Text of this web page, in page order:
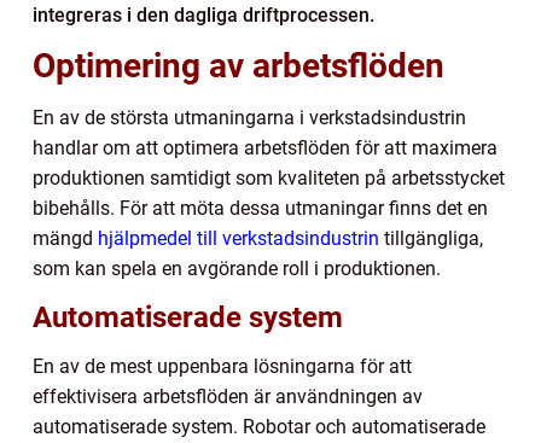
integreras i den dagliga driftprocessen.
Optimering av arbetsflöden
En av de största utmaningarna i verkstadsindustrin
handlar om att optimera arbetsflöden för att maximera
produktionen samtidigt som kvaliteten på arbetsstycket
bibehålls. För att möta dessa utmaningar finns det en
mängd hjälpmedel till verkstadsindustrin tillgängliga,
som kan spela en avgörande roll i produktionen.
Automatiserade system
En av de mest uppenbara lösningarna för att
effektivisera arbetsflöden är användningen av
automatiserade system. Robotar och automatiserade